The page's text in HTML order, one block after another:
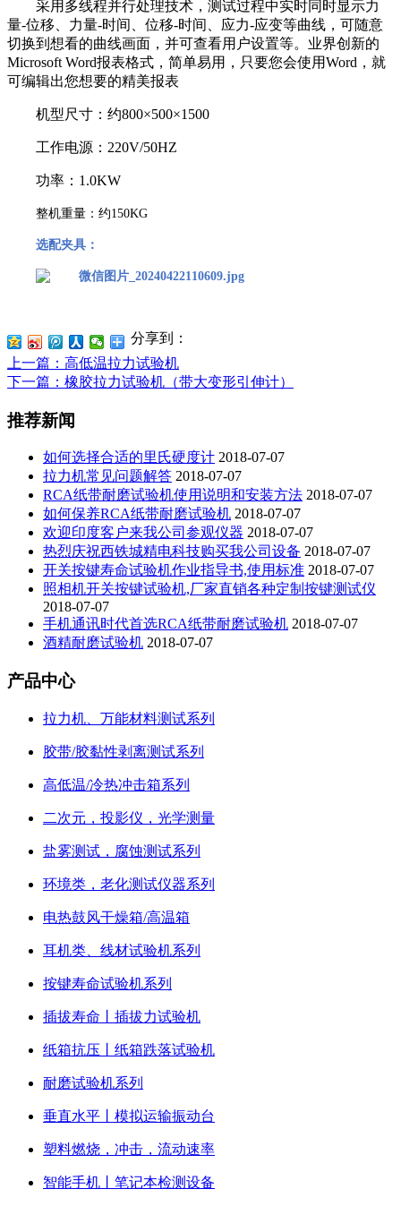
采用多线程并行处理技术，测试过程中实时同时显示力
量-位移、力量-时间、位移-时间、应力-应变等曲线，可随意
切换到想看的曲线画面，并可查看用户设置等。业界创新的
Microsoft Word报表格式，简单易用，只要您会使用Word ，就
可编辑出您想要的精美报表
机型尺寸：约800×500×1500
工作电源： 220V/50HZ
功率： 1.0KW
整机重量：约150KG
选配夹具：
分享到：
上一篇 ：高低温拉力试验机
下一篇 ：橡胶拉力试验机（带大变形引伸计）
推荐新闻
如何选择合适的里氏硬度计 2018-07-07
拉力机常见问题解答 2018-07-07
RCA纸带耐磨试验机使用说明和安装方法 2018-07-07
如何保养RCA纸带耐磨试验机 2018-07-07
欢迎印度客户来我公司参观仪器 2018-07-07
热烈庆祝西铁城精电科技购买我公司设备 2018-07-07
开关按键寿命试验机作业指导书,使用标准 2018-07-07
照相机开关按键试验机,厂家直销各种定制按键测试仪
2018-07-07
手机通讯时代首选RCA纸带耐磨试验机 2018-07-07
酒精耐磨试验机 2018-07-07
产品中心
拉力机、万能材料测试系列
胶带/胶黏性剥离测试系列
高低温/冷热冲击箱系列
二次元，投影仪，光学测量
盐雾测试，腐蚀测试系列
环境类，老化测试仪器系列
电热鼓风干燥箱/高温箱
耳机类、线材试验机系列
按键寿命试验机系列
插拔寿命丨插拔力试验机
纸箱抗压丨纸箱跌落试验机
耐磨试验机系列
垂直水平丨模拟运输振动台
塑料燃烧，冲击，流动速率
智能手机丨笔记本检测设备